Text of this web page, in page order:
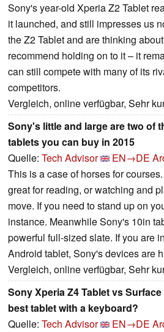
Sony's year-old Xperia Z2 Tablet
it launched, and still impresses us
the Z2 Tablet and are thinking
recommend holding on to it – it
can still compete with many of its
competitors.
Vergleich, online verfügbar, Sehr
Sony's little and large are two of
tablets you can buy in 2015
Quelle: Tech Advisor EN→DE
This is a case of horses for
great for reading, or watching and
move. If you need to stand up on
instance. Meanwhile Sony's 10in
powerful full-sized slate. If you are
Android tablet, Sony's devices are
Vergleich, online verfügbar, Sehr
Sony Xperia Z4 Tablet vs
best tablet with a keyboard?
Quelle: Tech Advisor EN→DE